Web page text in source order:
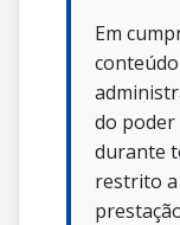
Em
do poder
durante
restrito